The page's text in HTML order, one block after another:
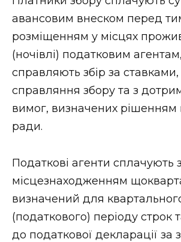
авансовим внеском перед
розміщенням у місцях
(ночівлі) податковим агентам,
справляють збір за ставками,
справляння збору та з
вимог, визначених рішенням
ради.
Податкові агенти сплачують
місцезнаходженням
визначений для
(податкового) періоду строк
до податкової декларації за